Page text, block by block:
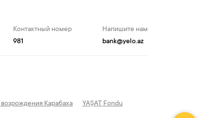
Контактный номер
981
Напишите нам
bank@yelo.az
Карабаха YAŞAT Fondu